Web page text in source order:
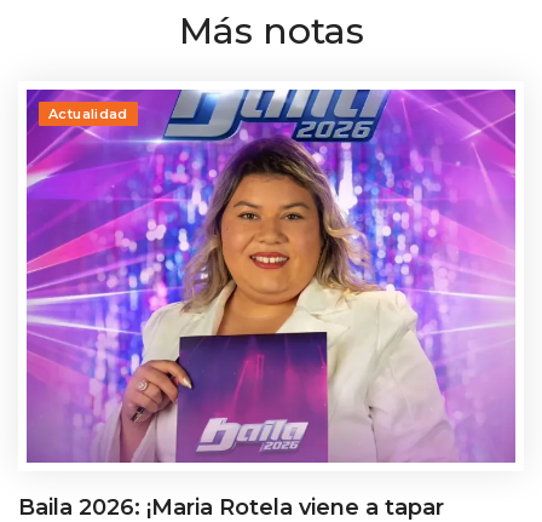
Más notas
Actualidad
Baila 2026: ¡Maria Rotela viene a tapar